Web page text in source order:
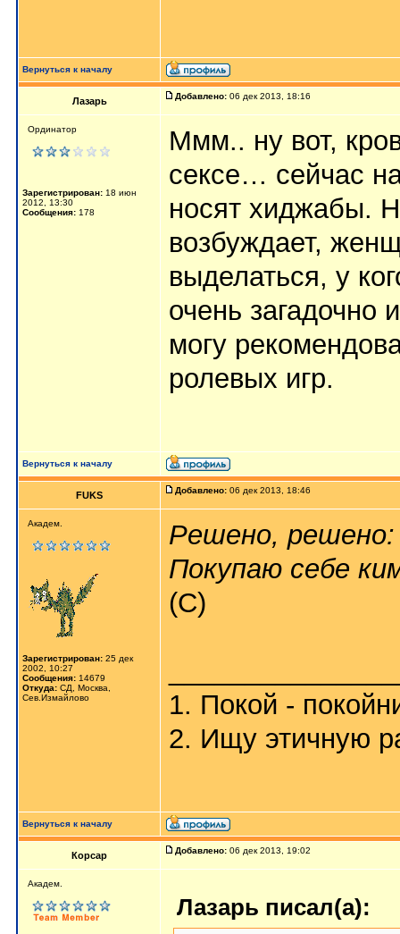
Вернуться к началу
Лазарь Добавлено: 06 дек 2013, 18:16
Ординатор
Зарегистрирован: 18 июн
2012, 13:30
Сообщения: 178
Ммм.. ну вот,
сексе… сейчас
носят хиджабы.
возбуждает,
выделаться, у
очень загадочно
могу
ролевых игр.
Вернуться к началу
FUKS Добавлено: 06 дек 2013, 18:46
Академ.
Зарегистрирован: 25 дек
2002, 10:27
Сообщения: 14679
Откуда: СД, Москва,
Сев.Измайлово
Решено, решено:
Покупаю себе
(С)
1. Покой -
2. Ищу этичную
Вернуться к началу
Корсар Добавлено: 06 дек 2013, 19:02
Aкaдeм.
Лазарь писал(а):